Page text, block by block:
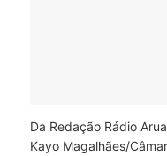
Da Redação Rádio
Kayo Magalhães/